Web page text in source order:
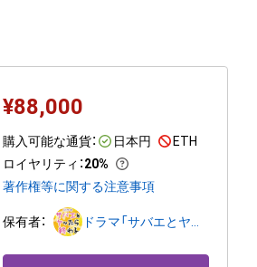
¥88,000
購入可能な通貨： 日本円
ETH
ロイヤリティ ：20%
著作権等に関する注意事項
保有者：